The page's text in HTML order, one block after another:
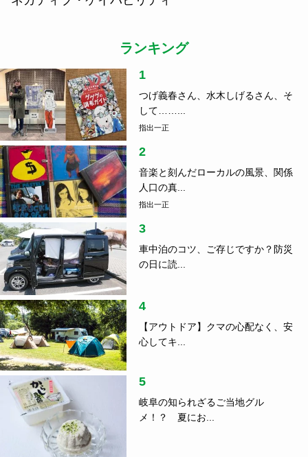
ランキング
1
つげ義春さん、水木しげるさん、そ
して……...
指出一正
2
音楽と刻んだローカルの風景、関係
人口の真...
指出一正
3
車中泊のコツ、ご存じですか？防災
の日に読...
4
【アウトドア】クマの心配なく、安
心してキ...
5
岐阜の知られざるご当地グル
メ！？ 夏にお...